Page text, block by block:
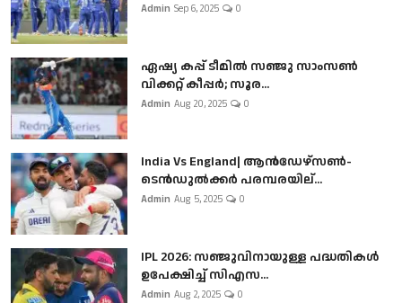
Admin Sep 6, 2025 0
ഏഷ്യ കപ്പ് ടീമിൽ സഞ്ജു സാംസൺ
വിക്കറ്റ് കീപ്പർ; സൂര...
Admin Aug 20, 2025 0
India Vs England| ആൻഡേഴ്സൺ-
ടെൻഡുല്‍ക്കർ പരമ്പരയില്...
Admin Aug 5, 2025 0
IPL 2026: സഞ്ജുവിനായുള്ള പദ്ധതികൾ
ഉപേക്ഷിച്ച് സിഎസ...
Admin Aug 2, 2025 0